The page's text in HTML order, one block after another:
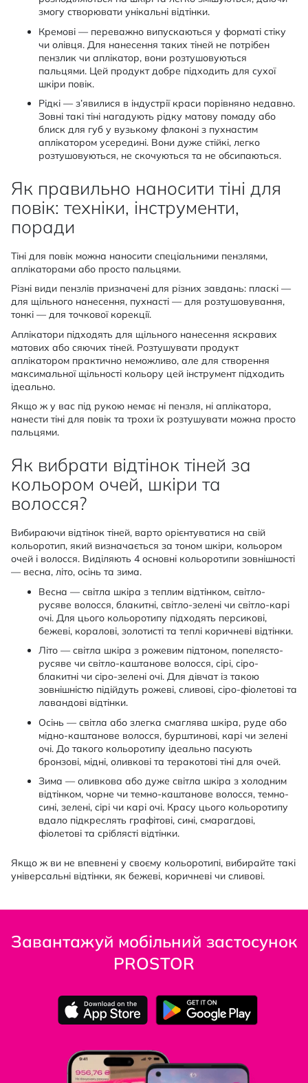
змогу створювати унікальні відтінки.
Кремові — переважно випускаються у форматі стіку
чи олівця. Для нанесення таких тіней не потрібен
пензлик чи аплікатор, вони розтушовуються
пальцями. Цей продукт добре підходить для сухої
шкіри повік.
Рідкі — з’явилися в індустрії краси порівняно недавно.
Зовні такі тіні нагадують рідку матову помаду або
блиск для губ у вузькому флаконі з пухнастим
аплікатором усередині. Вони дуже стійкі, легко
розтушовуються, не скочуються та не обсипаються.
Як правильно наносити тіні для
повік: техніки, інструменти,
поради
Тіні для повік можна наносити спеціальними пензлями,
аплікаторами або просто пальцями.
Різні види пензлів призначені для різних завдань: пласкі —
для щільного нанесення, пухнасті — для розтушовування,
тонкі — для точкової корекції.
Аплікатори підходять для щільного нанесення яскравих
матових або сяючих тіней. Розтушувати продукт
аплікатором практично неможливо, але для створення
максимальної щільності кольору цей інструмент підходить
ідеально.
Якщо ж у вас під рукою немає ні пензля, ні аплікатора,
нанести тіні для повік та трохи їх розтушувати можна просто
пальцями.
Як вибрати відтінок тіней за
кольором очей, шкіри та
волосся?
Вибираючи відтінок тіней, варто орієнтуватися на свій
кольоротип, який визначається за тоном шкіри, кольором
очей і волосся. Виділяють 4 основні кольоротипи зовнішності
— весна, літо, осінь та зима.
Весна — світла шкіра з теплим відтінком, світло-
русяве волосся, блакитні, світло-зелені чи світло-карі
очі. Для цього кольоротипу підходять персикові,
бежеві, коралові, золотисті та теплі коричневі відтінки.
Літо — світла шкіра з рожевим підтоном, попелясто-
русяве чи світло-каштанове волосся, сірі, сіро-
блакитні чи сіро-зелені очі. Для дівчат із такою
зовнішністю підійдуть рожеві, сливові, сіро-фіолетові та
лавандові відтінки.
Осінь — світла або злегка смаглява шкіра, руде або
мідно-каштанове волосся, бурштинові, карі чи зелені
очі. До такого кольоротипу ідеально пасують
бронзові, мідні, оливкові та теракотові тіні для очей.
Зима — оливкова або дуже світла шкіра з холодним
відтінком, чорне чи темно-каштанове волосся, темно-
сині, зелені, сірі чи карі очі. Красу цього кольоротипу
вдало підкреслять графітові, сині, смарагдові,
фіолетові та сріблясті відтінки.
Якщо ж ви не впевнені у своєму кольоротипі, вибирайте такі
універсальні відтінки, як бежеві, коричневі чи сливові.
Завантажуй мобільний застосунок
PROSTOR